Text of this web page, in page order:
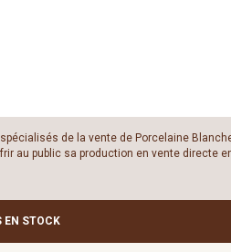
de la vente de Porcelaine
au public sa production en vente directe
EN STOCK